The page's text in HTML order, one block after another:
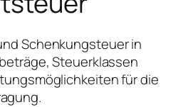
Schenkungsteuer in
Steuerklassen
für die